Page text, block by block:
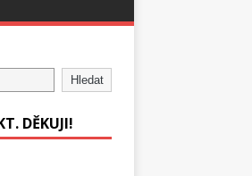
Hledat
DĚKUJI!